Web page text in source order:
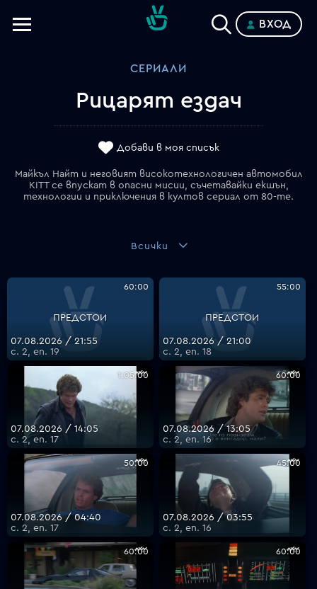
VOYO
ВХОД
СЕРИАЛИ
Рицарят ездач
Добави в моя списък
Майкъл Найт и неговият високотехнологичен автомобил
KITT се впускат в опасни мисии, съчетавайки екшън,
технологии и приключения в култов сериал от 80-те.
Всички
ПРЕДСТОИ
60:00
07.08.2026 / 21:55
с. 2, еп. 19
ПРЕДСТОИ
55:00
07.08.2026 / 21:00
с. 2, еп. 18
1:05:00
07.08.2026 / 14:05
с. 2, еп. 17
60:00
07.08.2026 / 13:05
с. 2, еп. 16
50:00
07.08.2026 / 04:40
с. 2, еп. 17
45:00
07.08.2026 / 03:55
с. 2, еп. 16
60:00 60:00